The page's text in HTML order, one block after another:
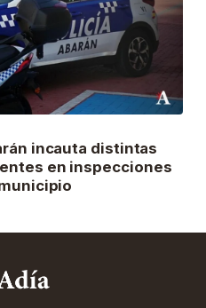
incauta distintas
en inspecciones